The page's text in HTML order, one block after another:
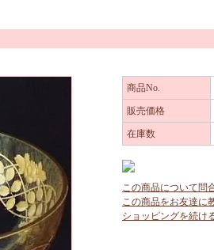
商品No.
販売価格
在庫数
この商品について問
この商品をお友達に
ショッピングを続け